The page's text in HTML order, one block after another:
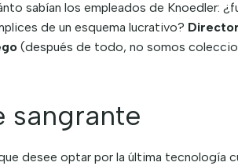
sabían los empleados de Knoedler:
de un esquema lucrativo?
(después de todo, no somos
sangrante
desee optar por la última tecnología